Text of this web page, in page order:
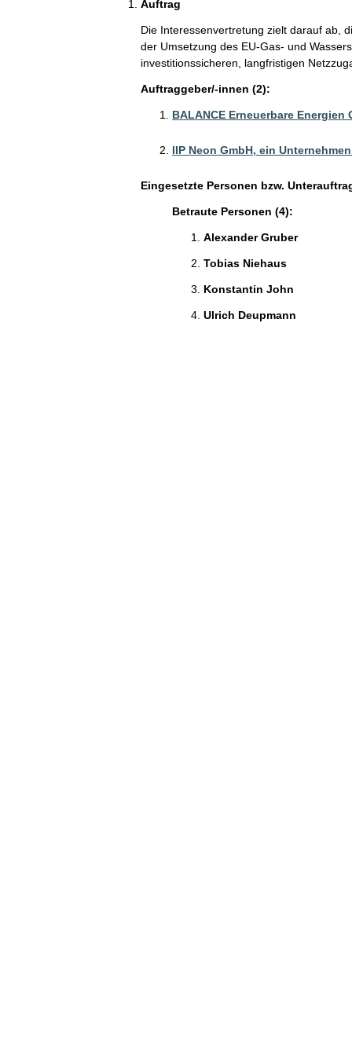
Auftrag
Die Interessenvertretung zielt darauf ab,
der Umsetzung des EU-Gas- und
investitionssicheren, langfristigen
Auftraggeber/-innen (2):
BALANCE Erneuerbare Energien
IIP Neon GmbH, ein
Eingesetzte Personen bzw.
Betraute Personen (4):
Alexander Gruber
Tobias Niehaus
Konstantin John
Ulrich Deupmann